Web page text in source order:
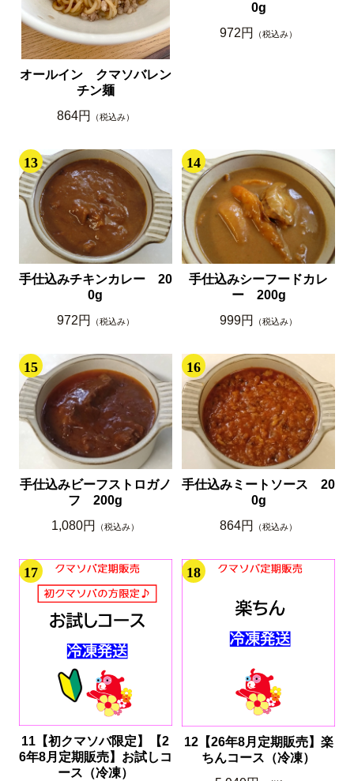
オールイン クマソバレン
チン麺
864円
（税込み）
0g
972円
（税込み）
13
手仕込みチキンカレー 20
0g
972円
（税込み）
14
手仕込みシーフードカレ
ー 200g
999円
（税込み）
15
手仕込みビーフストロガノ
フ 200g
1,080円
（税込み）
16
手仕込みミートソース 20
0g
864円
（税込み）
17
11【初クマソバ限定】【2
6年8月定期販売】お試しコ
ース（冷凍）
18
12【26年8月定期販売】楽
ちんコース（冷凍）